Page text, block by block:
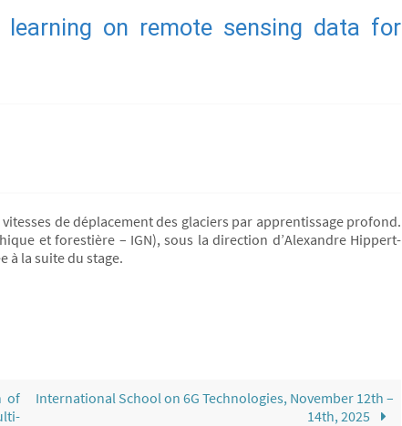
learning on remote sensing data for
de déplacement des glaciers par apprentissage profond.
et forestière – IGN), sous la direction d’Alexandre Hippert-
à la suite du stage.
of
International School on 6G Technologies, November 12th –
14th, 2025